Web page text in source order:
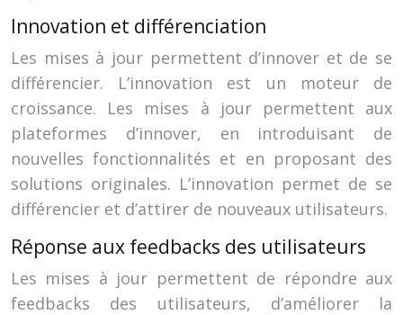
Innovation et différenciation
Les mises à jour permettent d’innover et de se
différencier. L’innovation est un moteur de
croissance. Les mises à jour permettent aux
plateformes d’innover, en introduisant de
nouvelles fonctionnalités et en proposant des
solutions originales. L’innovation permet de se
différencier et d’attirer de nouveaux utilisateurs.
Réponse aux feedbacks des utilisateurs
Les mises à jour permettent de répondre aux
feedbacks des utilisateurs, d’améliorer la